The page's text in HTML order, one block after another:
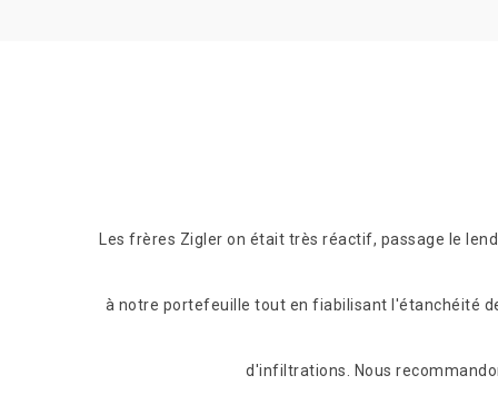
Les frères Zigler on était très réactif, passage le
à notre portefeuille tout en fiabilisant l'étanchéité
d'infiltrations. Nous